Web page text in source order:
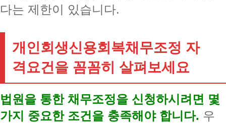
다는 제한이 있습니다.
개인회생신용회복채무조정 자
격요건을 꼼꼼히 살펴보세요
법원을 통한 채무조정을 신청하시려면 몇
가지 중요한 조건을 충족해야 합니다. 우